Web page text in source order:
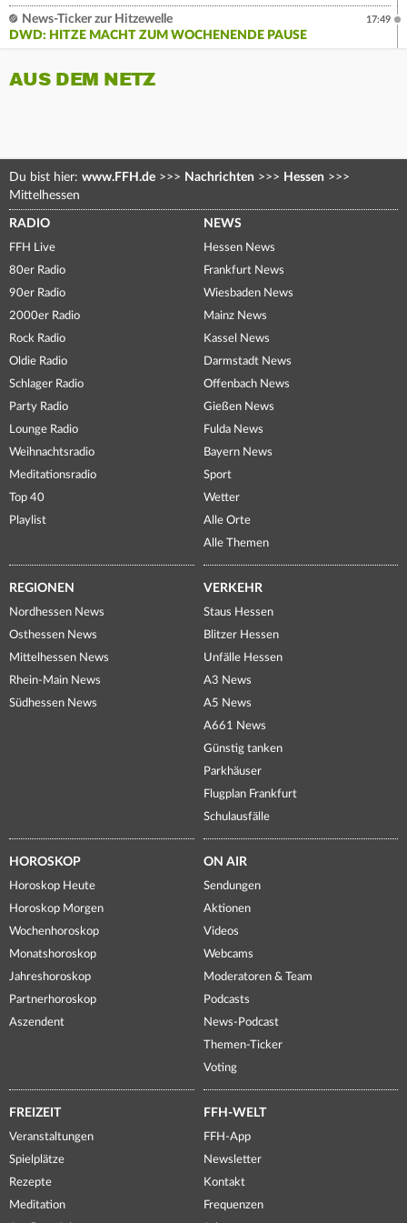
News-Ticker zur Hitzewelle
DWD: HITZE MACHT ZUM WOCHENENDE PAUSE
17:49
AUS DEM NETZ
Du bist hier: www.FFH.de >>> Nachrichten >>> Hessen >>>
Mittelhessen
RADIO
FFH Live
80er Radio
90er Radio
2000er Radio
Rock Radio
Oldie Radio
Schlager Radio
Party Radio
Lounge Radio
Weihnachtsradio
Meditationsradio
Top 40
Playlist
NEWS
Hessen News
Frankfurt News
Wiesbaden News
Mainz News
Kassel News
Darmstadt News
Offenbach News
Gießen News
Fulda News
Bayern News
Sport
Wetter
Alle Orte
Alle Themen
REGIONEN
Nordhessen News
Osthessen News
Mittelhessen News
Rhein-Main News
Südhessen News
VERKEHR
Staus Hessen
Blitzer Hessen
Unfälle Hessen
A3 News
A5 News
A661 News
Günstig tanken
Parkhäuser
Flugplan Frankfurt
Schulausfälle
HOROSKOP
Horoskop Heute
Horoskop Morgen
Wochenhoroskop
Monatshoroskop
Jahreshoroskop
Partnerhoroskop
Aszendent
ON AIR
Sendungen
Aktionen
Videos
Webcams
Moderatoren & Team
Podcasts
News-Podcast
Themen-Ticker
Voting
FREIZEIT
Veranstaltungen
Spielplätze
Rezepte
Meditation
FFH-WELT
FFH-App
Newsletter
Kontakt
Frequenzen